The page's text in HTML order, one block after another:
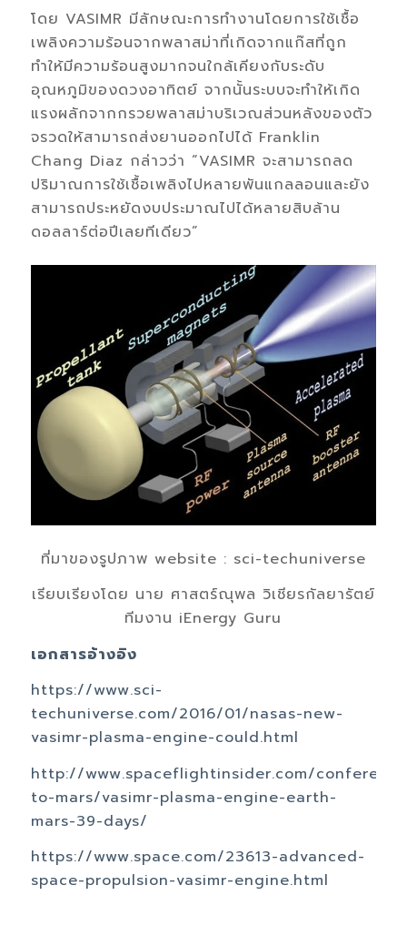
โดย VASIMR มีลักษณะการทำงานโดยการใช้เชื้อ
เพลิงความร้อนจากพลาสม่าที่เกิดจากแก๊สที่ถูก
ทำให้มีความร้อนสูงมากจนใกล้เคียงกับระดับ
อุณหภูมิของดวงอาทิตย์ จากนั้นระบบจะทำให้เกิด
แรงผลักจากกรวยพลาสม่าบริเวณส่วนหลังของตัว
จรวดให้สามารถส่งยานออกไปได้ Franklin
Chang Diaz กล่าวว่า “VASIMR จะสามารถลด
ปริมาณการใช้เชื้อเพลิงไปหลายพันแกลลอนและยัง
สามารถประหยัดงบประมาณไปได้หลายสิบล้าน
ดอลลาร์ต่อปีเลยทีเดียว”
ที่มาของรูปภาพ website : sci-techuniverse
เรียบเรียงโดย นาย ศาสตร์ณุพล วิเชียรกัลยารัตย์
ทีมงาน iEnergy Guru
เอกสารอ้างอิง
https://www.sci-
techuniverse.com/2016/01/nasas-new-
vasimr-plasma-engine-could.html
http://www.spaceflightinsider.com/
to-mars/vasimr-plasma-engine-earth-
mars-39-days/
https://www.space.com/23613-advanced-
space-propulsion-vasimr-engine.html